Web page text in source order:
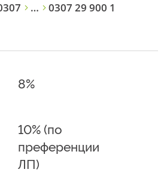
… 0307 29 900 1
8%
10% (по
преференции
ЛП)